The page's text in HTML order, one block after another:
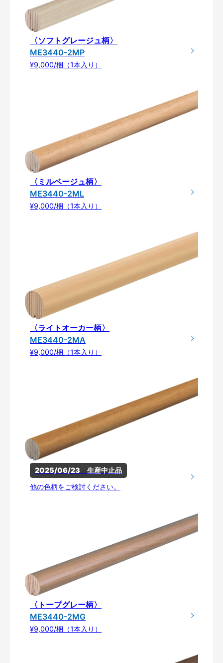
〈ソフトグレージュ柄〉
ME3440-2MP
¥9,000/梱（1本入り）
〈ミルベージュ柄〉
ME3440-2ML
¥9,000/梱（1本入り）
〈ライトオーカー柄〉
ME3440-2MA
¥9,000/梱（1本入り）
2025/06/23　生産中止品
他の色柄をご検討ください。
〈トープグレー柄〉
ME3440-2MG
¥9,000/梱（1本入り）